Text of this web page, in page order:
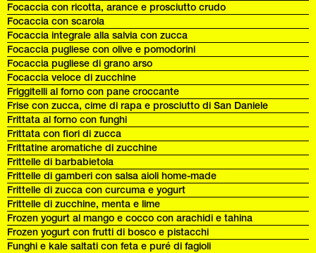
Focaccia con ricotta, arance e prosciutto crudo
Focaccia con scarola
Focaccia integrale alla salvia con zucca
Focaccia pugliese con olive e pomodorini
Focaccia pugliese di grano arso
Focaccia veloce di zucchine
Friggitelli al forno con pane croccante
Frise con zucca, cime di rapa e prosciutto di San Daniele
Frittata al forno con funghi
Frittata con fiori di zucca
Frittatine aromatiche di zucchine
Frittelle di barbabietola
Frittelle di gamberi con salsa aioli home-made
Frittelle di zucca con curcuma e yogurt
Frittelle di zucchine, menta e lime
Frozen yogurt al mango e cocco con arachidi e tahina
Frozen yogurt con frutti di bosco e pistacchi
Funghi e kale saltati con feta e puré di fagioli